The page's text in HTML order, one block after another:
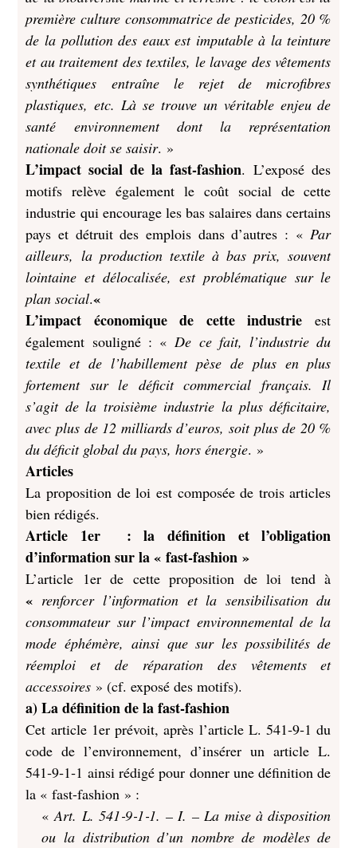
première culture consommatrice de pesticides, 20 %
de la pollution des eaux est imputable à la teinture
et au traitement des textiles, le lavage des vêtements
synthétiques entraîne le rejet de microfibres
plastiques, etc. Là se trouve un véritable enjeu de
santé environnement dont la représentation
nationale doit se saisir. »
L’impact social de la fast-fashion. L’exposé des
motifs relève également le coût social de cette
industrie qui encourage les bas salaires dans certains
pays et détruit des emplois dans d’autres : «Par
ailleurs, la production textile à bas prix, souvent
lointaine et délocalisée, est problématique sur le
plan social.«
L’impact économique de cette industrie est
également souligné : «De ce fait, l’industrie du
textile et de l’habillement pèse de plus en plus
fortement sur le déficit commercial français. Il
s’agit de la troisième industrie la plus déficitaire,
avec plus de 12 milliards d’euros, soit plus de 20 %
du déficit global du pays, hors énergie. »
Articles
La proposition de loi est composée de trois articles
bien rédigés.
Article 1er : la définition et l’obligation
d’information sur la « fast-fashion »
L’article 1er de cette proposition de loi tend à
« renforcer l’information et la sensibilisation du
consommateur sur l’impact environnemental de la
mode éphémère, ainsi que sur les possibilités de
réemploi et de réparation des vêtements et
accessoires » (cf. exposé des motifs).
a) La définition de la fast-fashion
Cet article 1er prévoit, après l’article L. 541‑9‑1 du
code de l’environnement, d’insérer un article L.
541‑9‑1‑1 ainsi rédigé pour donner une définition de
la « fast-fashion » :
«Art. L. 541‑9‑1‑1. – I. – La mise à disposition
ou la distribution d’un nombre de modèles de